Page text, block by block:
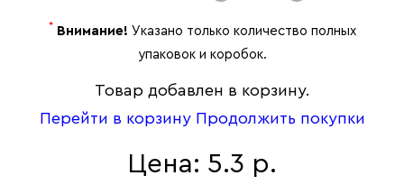
* Внимание! Указано только количество полных
упаковок и коробок.
Товар добавлен в корзину.
Перейти в корзину Продолжить покупки
Цена: 5.3 р.